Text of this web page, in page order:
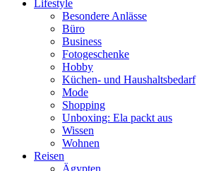
Lifestyle
Besondere Anlässe
Büro
Business
Fotogeschenke
Hobby
Küchen- und Haushaltsbedarf
Mode
Shopping
Unboxing: Ela packt aus
Wissen
Wohnen
Reisen
Ägypten